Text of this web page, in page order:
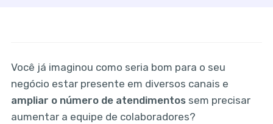
Você já imaginou como seria bom para o seu
negócio estar presente em diversos canais e
ampliar o número de atendimentossem precisar
aumentar a equipe de colaboradores?